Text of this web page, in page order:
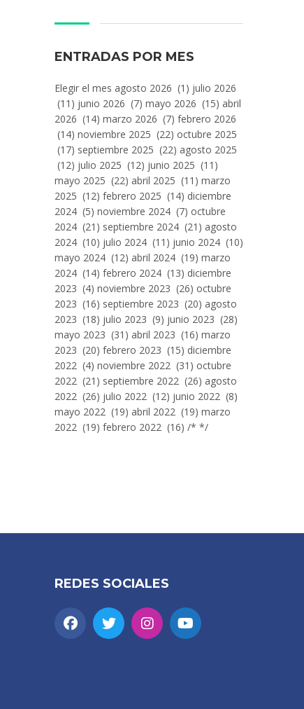
ENTRADAS POR MES
Entradas
Por
Mes
Elegir el mes agosto 2026 (1) julio 2026
(11) junio 2026 (7) mayo 2026 (15) abril
2026 (14) marzo 2026 (7) febrero 2026
(14) noviembre 2025 (22) octubre 2025
(17) septiembre 2025 (22) agosto 2025
(12) julio 2025 (12) junio 2025 (11)
mayo 2025 (22) abril 2025 (11) marzo
2025 (12) febrero 2025 (14) diciembre
2024 (5) noviembre 2024 (7) octubre
2024 (21) septiembre 2024 (21) agosto
2024 (10) julio 2024 (11) junio 2024 (10)
mayo 2024 (12) abril 2024 (19) marzo
2024 (14) febrero 2024 (13) diciembre
2023 (4) noviembre 2023 (26) octubre
2023 (16) septiembre 2023 (20) agosto
2023 (18) julio 2023 (9) junio 2023 (28)
mayo 2023 (31) abril 2023 (16) marzo
2023 (20) febrero 2023 (15) diciembre
2022 (4) noviembre 2022 (31) octubre
2022 (21) septiembre 2022 (26) agosto
2022 (26) julio 2022 (12) junio 2022 (8)
mayo 2022 (19) abril 2022 (19) marzo
2022 (19) febrero 2022 (16) /* */
REDES SOCIALES